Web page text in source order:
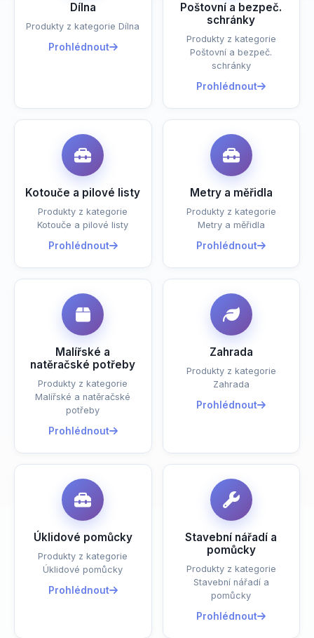
Dílna
Produkty z kategorie Dílna
Prohlédnout
Poštovní a bezpeč.
schránky
Produkty z kategorie
Poštovní a bezpeč.
schránky
Prohlédnout
Kotouče a pilové listy
Produkty z kategorie
Kotouče a pilové listy
Prohlédnout
Metry a měřidla
Produkty z kategorie
Metry a měřidla
Prohlédnout
Malířské a
natěračské potřeby
Produkty z kategorie
Malířské a natěračské
potřeby
Prohlédnout
Zahrada
Produkty z kategorie
Zahrada
Prohlédnout
Úklidové pomůcky
Produkty z kategorie
Úklidové pomůcky
Prohlédnout
Stavební nářadí a
pomůcky
Produkty z kategorie
Stavební nářadí a
pomůcky
Prohlédnout